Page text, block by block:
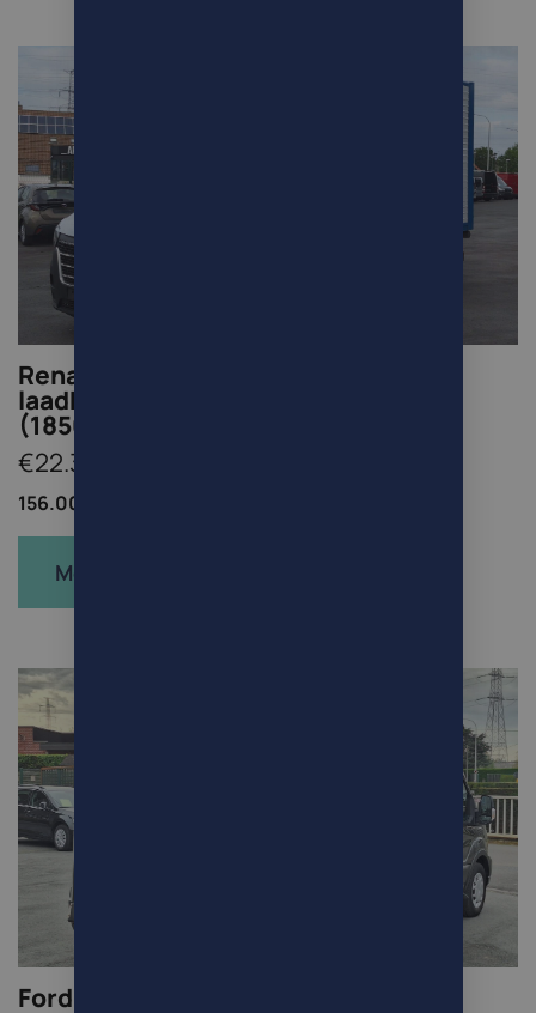
Renault Master 2.3Dci Meubelbak
laadklep lift hayon
(18500Netto+Btw/Tva)
€22.385
156.000km /
Meer info
Ford Transit 2.0 TDCi L3H2 Autom.